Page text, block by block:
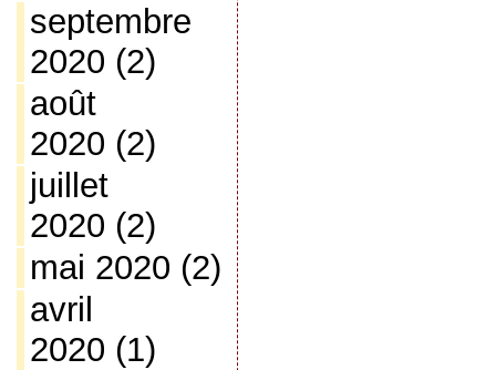
septembre
2020 (2)
août
2020 (2)
juillet
2020 (2)
mai 2020 (2)
avril
2020 (1)